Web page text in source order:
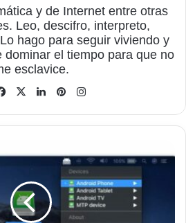
y de Internet entre otras
Leo, descifro, interpreto,
hago para seguir viviendo y
dominar el tiempo para que no
esclavice.
Facebook
X LinkedInPinterest